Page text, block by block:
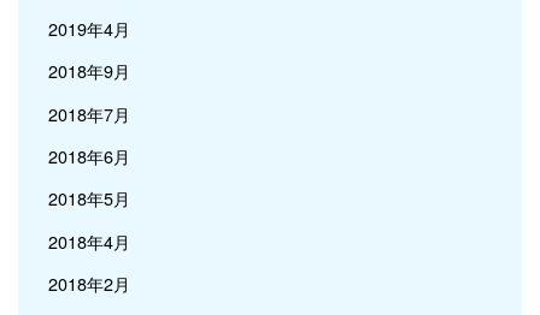
2019年4月
2018年9月
2018年7月
2018年6月
2018年5月
2018年4月
2018年2月